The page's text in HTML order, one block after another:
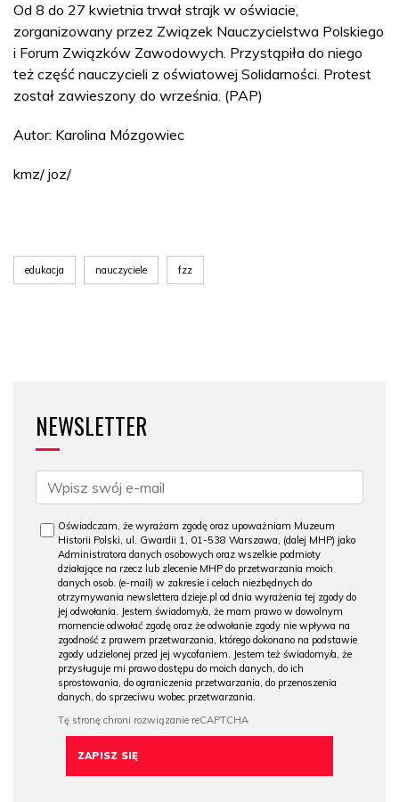
Od 8 do 27 kwietnia trwał strajk w oświacie,
zorganizowany przez Związek Nauczycielstwa Polskiego
i Forum Związków Zawodowych. Przystąpiła do niego
też część nauczycieli z oświatowej Solidarności. Protest
został zawieszony do września. (PAP)
Autor: Karolina Mózgowiec
kmz/ joz/
edukacja nauczyciele fzz
NEWSLETTER
Oświadczam, że wyrażam zgodę oraz upoważniam Muzeum
Historii Polski, ul. Gwardii 1, 01-538 Warszawa, (dalej MHP) jako
Administratora danych osobowych oraz wszelkie podmioty
działające na rzecz lub zlecenie MHP do przetwarzania moich
danych osob. (e-mail) w zakresie i celach niezbędnych do
otrzymywania newslettera dzieje.pl od dnia wyrażenia tej zgody do
jej odwołania. Jestem świadomy/a, że mam prawo w dowolnym
momencie odwołać zgodę oraz że odwołanie zgody nie wpływa na
zgodność z prawem przetwarzania, którego dokonano na podstawie
zgody udzielonej przed jej wycofaniem. Jestem też świadomy/a, że
przysługuje mi prawo dostępu do moich danych, do ich
sprostowania, do ograniczenia przetwarzania, do przenoszenia
danych, do sprzeciwu wobec przetwarzania.